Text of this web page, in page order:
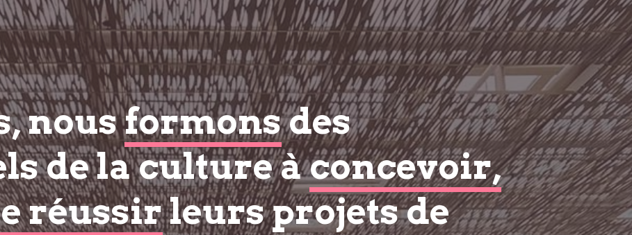
nousformonsdes
de la culture àconcevoir,
réussirleurs projets de